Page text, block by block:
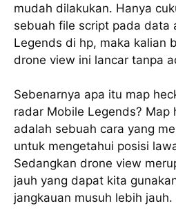
mudah dilakukan. Hanya
sebuah file script pada data
Legends di hp, maka kalian
drone view ini lancar tanpa
Sebenarnya apa itu map
radar Mobile Legends? Map
adalah sebuah cara yang
untuk mengetahui posisi
Sedangkan drone view
jauh yang dapat kita
jangkauan musuh lebih jauh.